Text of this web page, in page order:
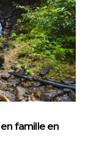
famille en